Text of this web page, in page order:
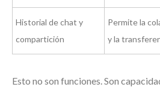
Historial de chat y
compartición
Permite la
y la
Esto no son funciones. Son